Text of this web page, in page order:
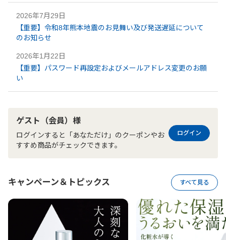
2026年7月29日
【重要】令和8年熊本地震のお見舞い及び発送遅延について
のお知らせ​
2026年1月22日
【重要】パスワード再設定およびメールアドレス変更のお願
い​
ゲスト（会員）様
ログインすると「あなただけ」のクーポンやお
すすめ商品がチェックできます。
ログイン
キャンペーン＆トピックス すべて見る